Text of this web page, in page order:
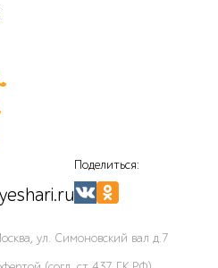
Поделиться:
ул. Симоновский вал д.7